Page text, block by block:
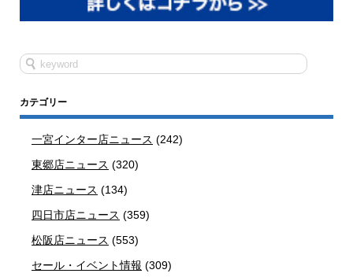
カテゴリー
一宮インター店ニュース (242)
東郷店ニュース (320)
津店ニュース (134)
四日市店ニュース (359)
松阪店ニュース (553)
セール・イベント情報 (309)